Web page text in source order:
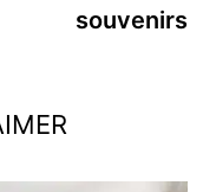
souvenirs